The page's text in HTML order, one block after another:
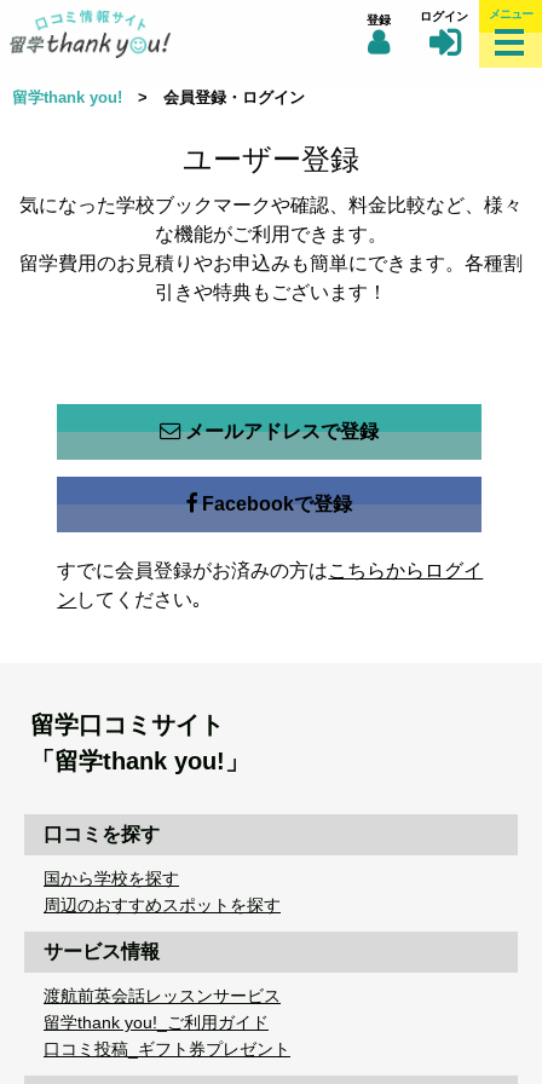
登録 ログイン メニュー
留学thank you! > 会員登録・ログイン
ユーザー登録
気になった学校ブックマークや確認、料金比較など、様々
な機能がご利用できます。
留学費用のお見積りやお申込みも簡単にできます。各種割
引きや特典もございます！
メールアドレスで登録
Facebookで登録
すでに会員登録がお済みの方はこちらからログイ
ン してください｡
留学口コミサイト
「留学thank you!」
口コミを探す
国から学校を探す
周辺のおすすめスポットを探す
サービス情報
渡航前英会話レッスンサービス
留学thank you!_ご利用ガイド
口コミ投稿_ギフト券プレゼント